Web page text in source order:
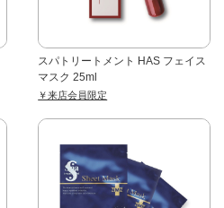
スパトリートメント HAS フェイス
マスク 25ml
￥来店会員限定